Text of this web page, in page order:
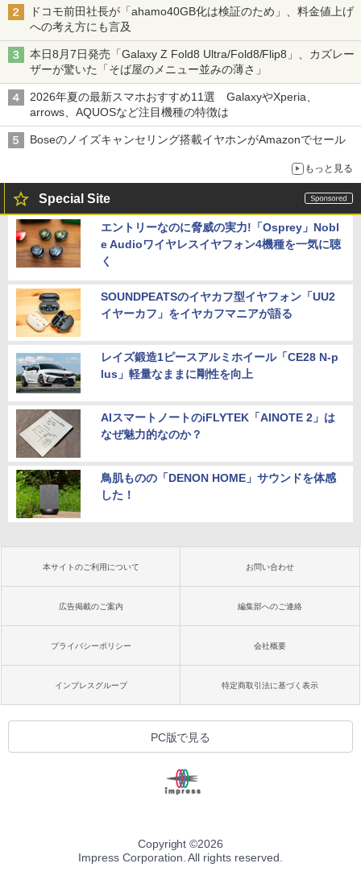
ドコモ前田社長が「ahamo40GB化は検証のため」、料金値上げ
への考え方にも言及
本日8月7日発売「Galaxy Z Fold8 Ultra/Fold8/Flip8」、カズレー
ザーが驚いた「そば屋のメニュー並みの薄さ」
2026年夏の最新スマホおすすめ11選 GalaxyやXperia、
arrows、AQUOSなど注目機種の特徴は
Boseのノイズキャンセリング搭載イヤホンがAmazonでセール
もっと見る
Special Site
エントリーなのに脅威の実力!「Osprey」Nobl
e Audioワイヤレスイヤフォン4機種を一気に聴
く
SOUNDPEATSのイヤカフ型イヤフォン「UU2
イヤーカフ」をイヤカフマニアが語る
レイズ鍛造1ピースアルミホイール「CE28 N-p
lus」軽量なままに剛性を向上
AIスマートノートのiFLYTEK「AINOTE 2」は
なぜ魅力的なのか？
鳥肌ものの「DENON HOME」サウンドを体感
した！
本サイトのご利用について お問い合わせ
広告掲載のご案内 編集部へのご連絡
プライバシーポリシー 会社概要
インプレスグループ 特定商取引法に基づく表示
PC版で見る
Copyright ©2026
Impress Corporation. All rights reserved.